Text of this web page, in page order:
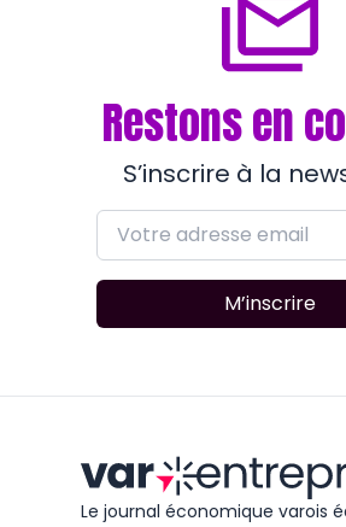
Restons en
S’inscrire à la
M’inscrire
Le journal économique varois